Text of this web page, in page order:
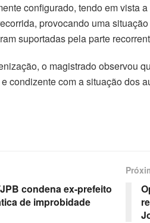
configurado, tendo em vista
provocando uma
suportadas pela parte
o magistrado observou
condizente com a situação dos
condena ex-prefeito
de improbidade